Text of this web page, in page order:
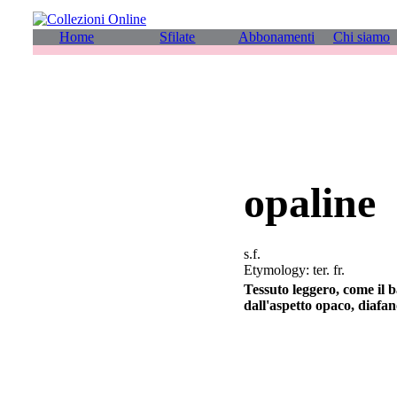
Home Sfilate Abbonamenti Chi siamo
opaline
s.f.
Etymology: ter. fr.
Tessuto leggero, come il
dall'aspetto opaco,